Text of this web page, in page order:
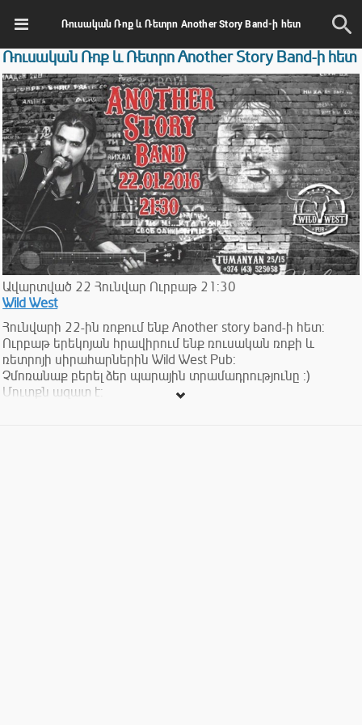
Ռուսական Ռոք և Ռետրո Another Story Band-ի հետ
Ռուսական Ռոք և Ռետրո Another Story Band-ի հետ
Ավարտված 22 Հունվար Ուրբաթ 21:30
Wild West
Հունվարի 22-ին ռոքում ենք Another story band-ի հետ:
Ուրբաթ երեկոյան հրավիրում ենք ռուսական ռոքի և
ռետրոյի սիրահարներին Wild West Pub:
Չմոռանաք բերել ձեր պարային տրամադրությունը :)
Մուտքն ազատ է: